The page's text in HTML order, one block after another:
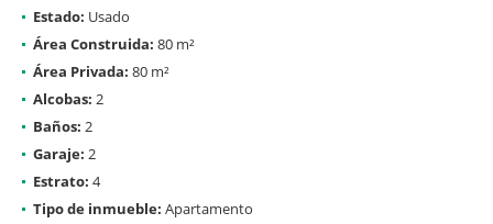
Estado: Usado
Área Construida: 80 m²
Área Privada: 80 m²
Alcobas: 2
Baños: 2
Garaje: 2
Estrato: 4
Tipo de inmueble: Apartamento